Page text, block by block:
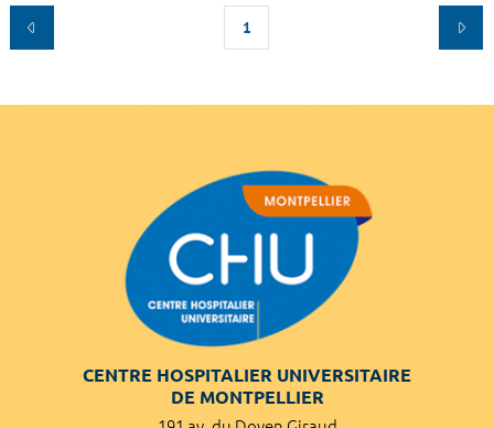
1
CENTRE HOSPITALIER UNIVERSITAIRE
DE MONTPELLIER